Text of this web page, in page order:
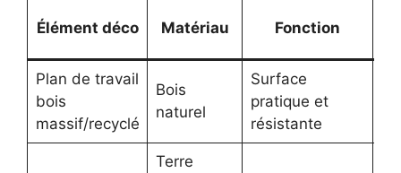
Élément déco Matériau Fonction
Plan de travail
bois
massif/recyclé
Bois
naturel
Surface
pratique et
résistante
Terre